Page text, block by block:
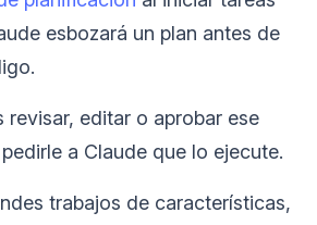
esbozará un plan antes de
revisar, editar o aprobar ese
a Claude que lo ejecute.
trabajos de características,